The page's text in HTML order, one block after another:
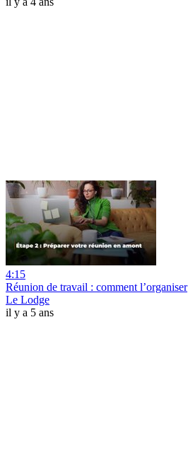
4:15
Réunion de travail : comment l’organiser
Le Lodge
il y a 5 ans